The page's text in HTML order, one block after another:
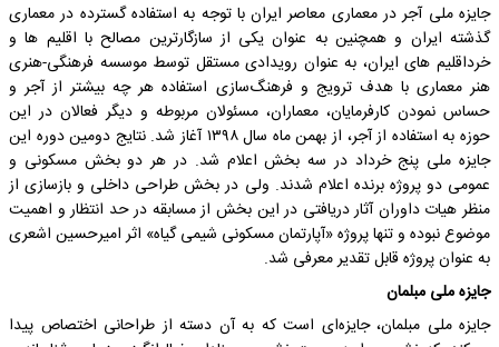
جایزه‌ ملی آجر در معماری معاصر ایران با توجه به استفاده‌ گسترده در معماری
گذشته‌ ایران و همچنین به عنوان یکی از سازگارترین مصالح با اقلیم‌ ها و
خرداقلیم‌ های ایران، به عنوان رویدادی مستقل توسط موسسه‌ فرهنگی-هنری
هنر معماری با هدف ترویج و فرهنگ‌سازی استفاده‌ هر چه بیشتر از آجر و
حساس نمودن کارفرمایان، معماران، مسئولان مربوطه و دیگر فعالان در این
حوزه به استفاده از آجر، از بهمن ماه سال ۱۳۹۸ آغاز شد. نتایج دومین دوره این
جایزه ملی پنج خرداد در سه بخش اعلام شد. در هر دو بخش مسکونی و
عمومی دو پروژه برنده اعلام شدند. ولی در بخش طراحی داخلی و بازسازی از
منظر هیات داوران آثار دریافتی در این بخش از مسابقه در حد انتظار و اهمیت
موضوع نبوده و تنها پروژه «آپارتمان مسکونی شیمی گیاه» اثر امیرحسین اشعری
به عنوان پروژه قابل تقدیر معرفی شد.
جایزه ملی مبلمان
جایزه ملی مبلمان، جایزه‌ای است که به آن دسته از طراحانی اختصاص پیدا